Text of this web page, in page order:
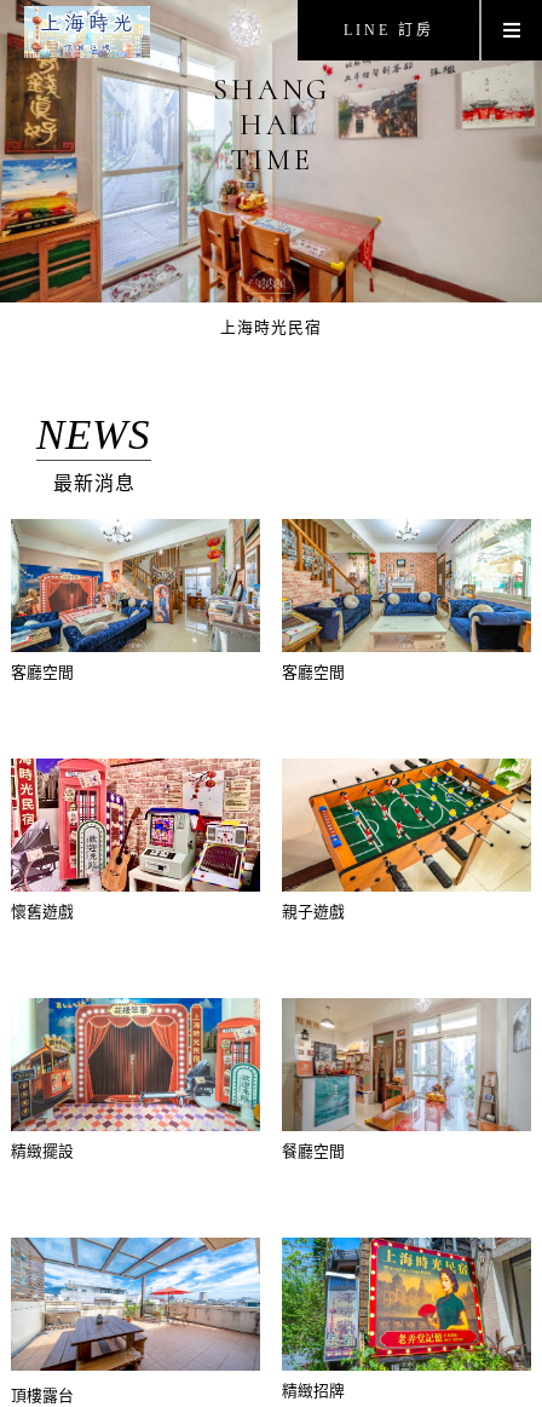
LINE 訂房
上海時光民宿
SHANG
HAI
TIME
NEWS
最新消息
客廳空間 客廳空間
懷舊遊戲 親子遊戲
精緻擺設 餐廳空間
頂樓露台 精緻招牌